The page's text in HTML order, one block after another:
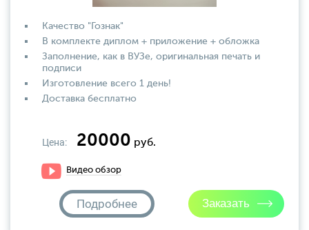
Качество "Гознак"
В комплекте диплом + приложение + обложка
Заполнение, как в ВУЗе, оригинальная печать и
подписи
Изготовление всего 1 день!
Доставка бесплатно
Цена: 20000 руб.
Видео обзор
Подробнее